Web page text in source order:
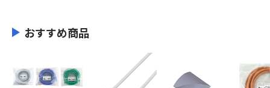
おすすめ商品